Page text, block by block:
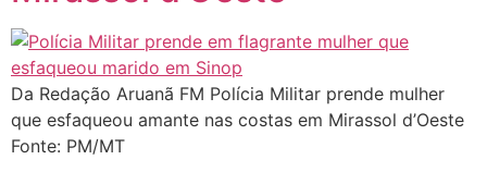
Da Redação Aruanã FM Polícia Militar prende mulher
que esfaqueou amante nas costas em Mirassol d’Oeste
Fonte: PM/MT